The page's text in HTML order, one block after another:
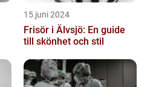
15 juni 2024
Frisör i Älvsjö: En guide
till skönhet och stil